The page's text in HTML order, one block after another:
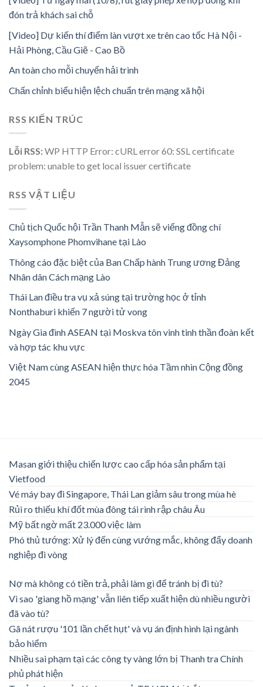
đón trả khách sai chỗ
[Video] Dự kiến thí điểm làn vượt xe trên cao tốc Hà Nội -
Hải Phòng, Cầu Giẽ - Cao Bồ
An toàn cho mỗi chuyến hải trình
Chấn chỉnh biểu hiện lệch chuẩn trên mạng xã hội
RSS KIẾN TRÚC
Lỗi RSS:WP HTTP Error: cURL error 60: SSL certificate
problem: unable to get local issuer certificate
RSS VẬT LIỆU
Chủ tịch Quốc hội Trần Thanh Mẫn sẽ viếng đồng chí
Xaysomphone Phomvihane tại Lào
Thông cáo đặc biệt của Ban Chấp hành Trung ương Đảng
Nhân dân Cách mạng Lào
Thái Lan điều tra vụ xả súng tại trường học ở tỉnh
Nonthaburi khiến 7 người tử vong
Ngày Gia đình ASEAN tại Moskva tôn vinh tinh thần đoàn kết
và hợp tác khu vực
Việt Nam cùng ASEAN hiện thực hóa Tầm nhìn Cộng đồng
2045
Masan giới thiệu chiến lược cao cấp hóa sản phẩm tại
Vietfood
Vé máy bay đi Singapore, Thái Lan giảm sâu trong mùa hè
Rủi ro thiếu khí đốt mùa đông tái rình rập châu Âu
Mỹ bất ngờ mất 23.000 việc làm
Phó thủ tướng: Xử lý đến cùng vướng mắc, không đẩy doanh
nghiệp đi vòng
Nợ mà không có tiền trả, phải làm gì để tránh bị đi tù?
Vì sao 'giang hồ mạng' vẫn liên tiếp xuất hiện dù nhiều người
đã vào tù?
Gã nát rượu '101 lần chết hụt' và vụ án định hình lại ngành
bảo hiểm
Nhiều sai phạm tại các công ty vàng lớn bị Thanh tra Chính
phủ phát hiện